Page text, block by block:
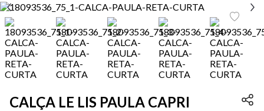
BAIXE O APP
10% OFF NA PRIMEIRA COMPRA*
CALÇA LE LIS PAULA CAPRI